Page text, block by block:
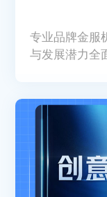
专业品牌金服
与发展潜力全